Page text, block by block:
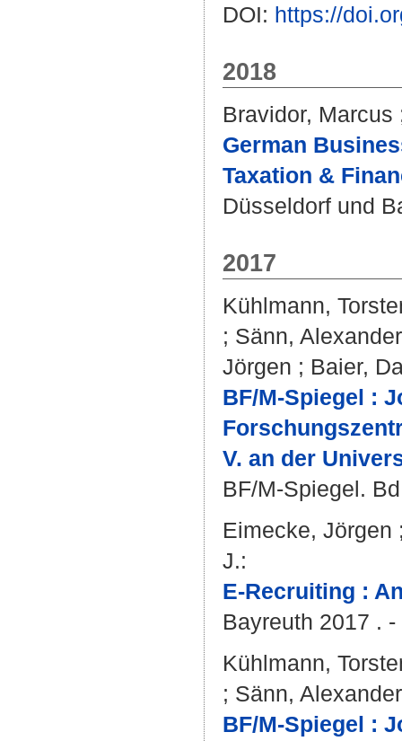
DOI: https://
2018
Bravidor, Marcus
German
Taxation &
Düsseldorf und
2017
Kühlmann,
; Sänn, Alexander
Jörgen ; Baier,
BF/M-Spiegel :
V. an der
BF/M-Spiegel.
Eimecke, Jörgen
J.:
E-Recruiting :
Bayreuth 2017 . -
Kühlmann,
; Sänn, Alexander
BF/M-Spiegel :